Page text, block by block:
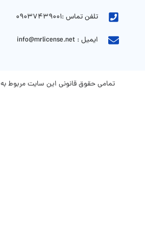
تلفن تماس :09037439001
ایمیل : info@mrlicense.net
تمامی حقوق قانونی این سایت مربوط به MRlicense میباشد